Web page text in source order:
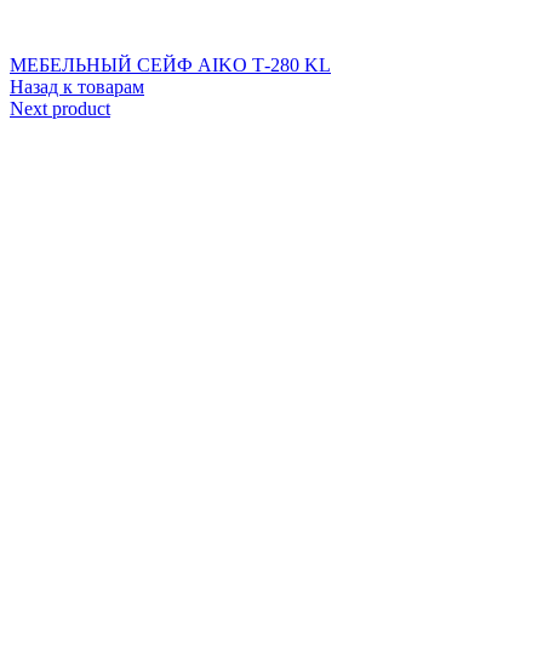
МЕБЕЛЬНЫЙ СЕЙФ AIKO Т-280 KL
Назад к товарам
Next product